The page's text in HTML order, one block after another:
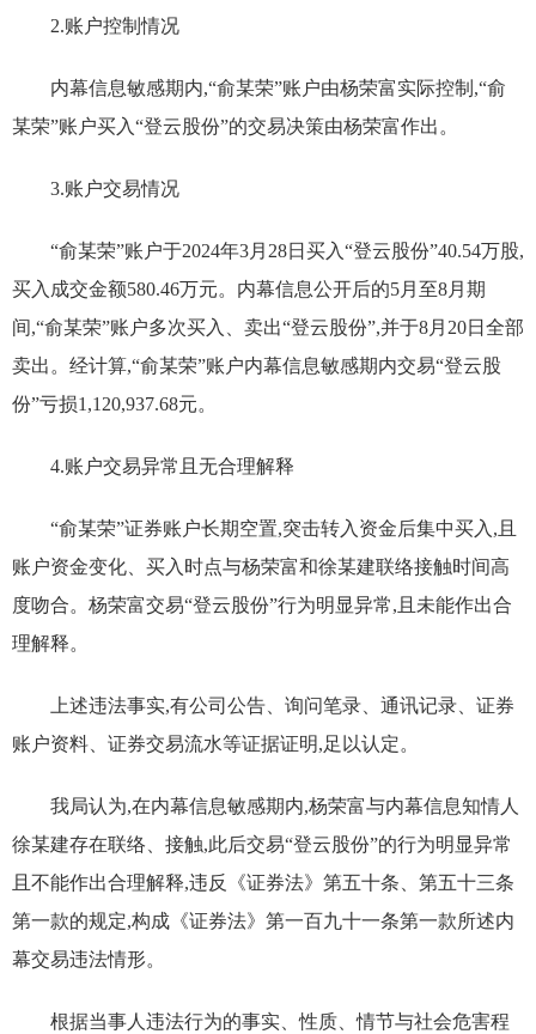
2.账户控制情况
内幕信息敏感期内,“俞某荣”账户由杨荣富实际控制,“俞
某荣”账户买入“登云股份”的交易决策由杨荣富作出。
3.账户交易情况
“俞某荣”账户于2024年3月28日买入“登云股份”40.54万股,
买入成交金额580.46万元。内幕信息公开后的5月至8月期
间,“俞某荣”账户多次买入、卖出“登云股份”,并于8月20日全部
卖出。经计算,“俞某荣”账户内幕信息敏感期内交易“登云股
份”亏损1,120,937.68元。
4.账户交易异常且无合理解释
“俞某荣”证券账户长期空置,突击转入资金后集中买入,且
账户资金变化、买入时点与杨荣富和徐某建联络接触时间高
度吻合。杨荣富交易“登云股份”行为明显异常,且未能作出合
理解释。
上述违法事实,有公司公告、询问笔录、通讯记录、证券
账户资料、证券交易流水等证据证明,足以认定。
我局认为,在内幕信息敏感期内,杨荣富与内幕信息知情人
徐某建存在联络、接触,此后交易“登云股份”的行为明显异常
且不能作出合理解释,违反《证券法》第五十条、第五十三条
第一款的规定,构成《证券法》第一百九十一条第一款所述内
幕交易违法情形。
根据当事人违法行为的事实、性质、情节与社会危害程